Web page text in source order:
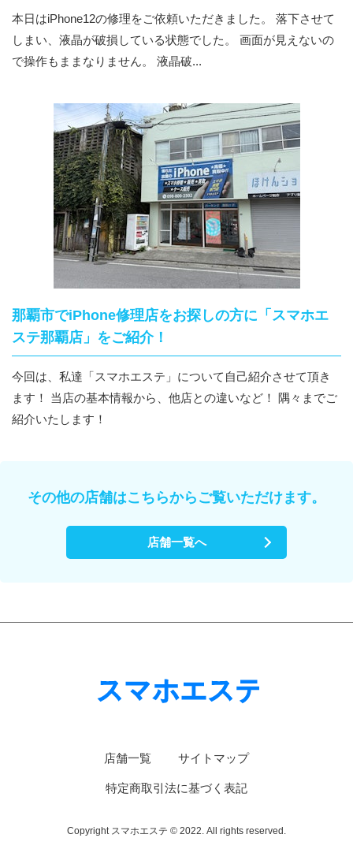
本日はiPhone12の修理をご依頼いただきました。 落下させて
しまい、液晶が破損している状態でした。 画面が見えないの
で操作もままなりません。 液晶破...
那覇市でiPhone修理店をお探しの方に「スマホエ
ステ那覇店」をご紹介！
今回は、私達「スマホエステ」について自己紹介させて頂き
ます！ 当店の基本情報から、他店との違いなど！ 隅々までご
紹介いたします！
その他の店舗はこちらからご覧いただけます。
店舗一覧へ
店舗一覧 サイトマップ
特定商取引法に基づく表記
Copyright スマホエステ © 2022. All rights reserved.